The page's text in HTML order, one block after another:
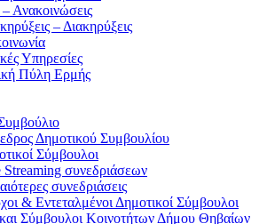
Ανακοινώσεις
– Διακηρύξεις
Υπηρεσίες
Πύλη Ερμής
Δημοτικού Συμβουλίου
Σύμβουλοι
συνεδριάσεων
συνεδριάσεις
& Εντεταλμένοι Δημοτικοί Σύμβουλοι
Σύμβουλοι Κοινοτήτων Δήμου Θηβαίων